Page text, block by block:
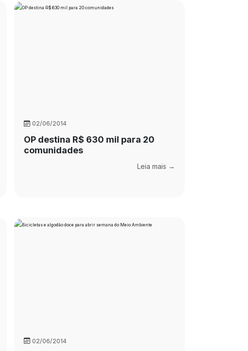
02/06/2014
OP destina R$ 630 mil para 20
comunidades
Leia mais →
02/06/2014